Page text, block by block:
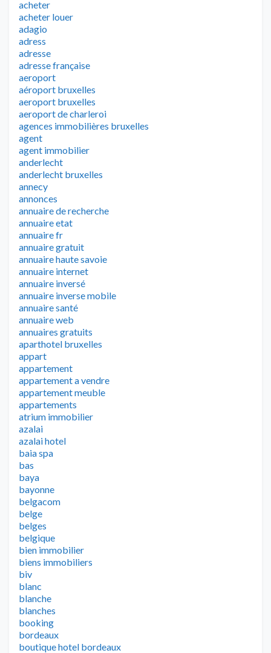
acheter
acheter louer
adagio
adress
adresse
adresse française
aeroport
aéroport bruxelles
aeroport bruxelles
aeroport de charleroi
agences immobilières bruxelles
agent
agent immobilier
anderlecht
anderlecht bruxelles
annecy
annonces
annuaire de recherche
annuaire etat
annuaire fr
annuaire gratuit
annuaire haute savoie
annuaire internet
annuaire inversé
annuaire inverse mobile
annuaire santé
annuaire web
annuaires gratuits
aparthotel bruxelles
appart
appartement
appartement a vendre
appartement meuble
appartements
atrium immobilier
azalai
azalai hotel
baia spa
bas
baya
bayonne
belgacom
belge
belges
belgique
bien immobilier
biens immobiliers
biv
blanc
blanche
blanches
booking
bordeaux
boutique hotel bordeaux